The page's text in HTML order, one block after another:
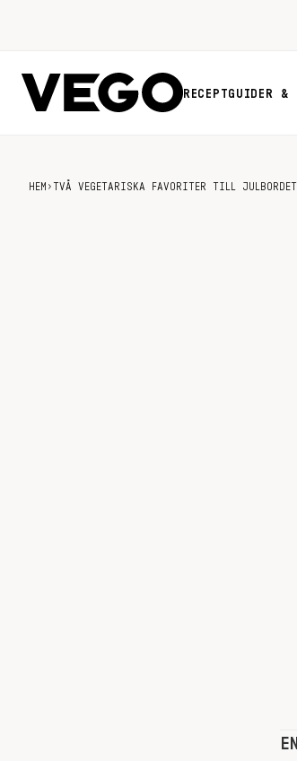
RECEPTGUIDER &
HEM ›TVÅ VEGETARISKA FAVORITER TILL